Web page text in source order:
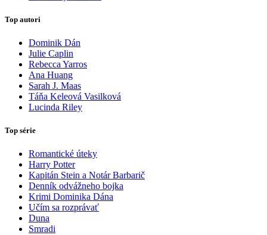
Top autori
Dominik Dán
Julie Caplin
Rebecca Yarros
Ana Huang
Sarah J. Maas
Táňa Keleová Vasilková
Lucinda Riley
Top série
Romantické úteky
Harry Potter
Kapitán Stein a Notár Barbarič
Denník odvážneho bojka
Krimi Dominika Dána
Učím sa rozprávať
Duna
Smradi